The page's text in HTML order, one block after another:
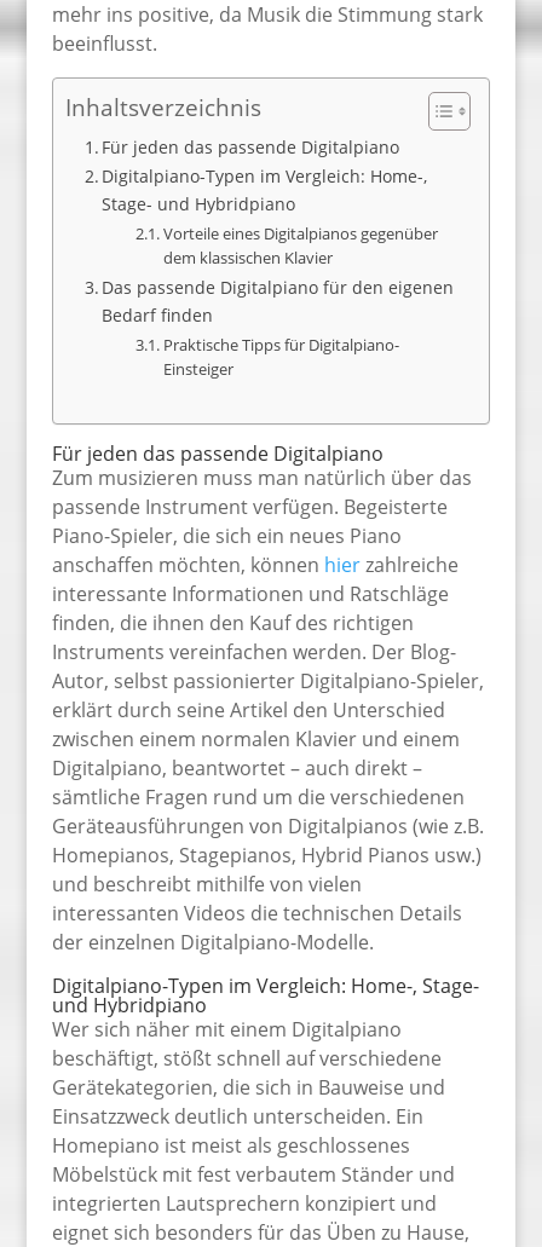
mehr ins positive, da Musik die Stimmung stark
beeinflusst.
Inhaltsverzeichnis
Für jeden das passende Digitalpiano
Digitalpiano-Typen im Vergleich: Home-,
Stage- und Hybridpiano
Vorteile eines Digitalpianos gegenüber
dem klassischen Klavier
Das passende Digitalpiano für den eigenen
Bedarf finden
Praktische Tipps für Digitalpiano-
Einsteiger
Für jeden das passende Digitalpiano
Zum musizieren muss man natürlich über das
passende Instrument verfügen. Begeisterte
Piano-Spieler, die sich ein neues Piano
anschaffen möchten, können hierzahlreiche
interessante Informationen und Ratschläge
finden, die ihnen den Kauf des richtigen
Instruments vereinfachen werden. Der Blog-
Autor, selbst passionierter Digitalpiano-Spieler,
erklärt durch seine Artikel den Unterschied
zwischen einem normalen Klavier und einem
Digitalpiano, beantwortet – auch direkt –
sämtliche Fragen rund um die verschiedenen
Geräteausführungen von Digitalpianos (wie z.B.
Homepianos, Stagepianos, Hybrid Pianos usw.)
und beschreibt mithilfe von vielen
interessanten Videos die technischen Details
der einzelnen Digitalpiano-Modelle.
Digitalpiano-Typen im Vergleich: Home-, Stage-
und Hybridpiano
Wer sich näher mit einem Digitalpiano
beschäftigt, stößt schnell auf verschiedene
Gerätekategorien, die sich in Bauweise und
Einsatzzweck deutlich unterscheiden. Ein
Homepiano ist meist als geschlossenes
Möbelstück mit fest verbautem Ständer und
integrierten Lautsprechern konzipiert und
eignet sich besonders für das Üben zu Hause,